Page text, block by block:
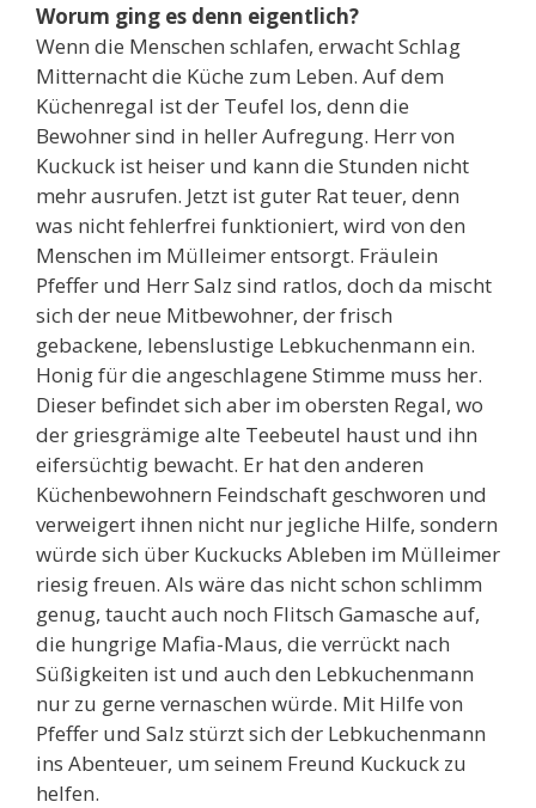
Worum ging es denn eigentlich?
Wenn die Menschen schlafen, erwacht Schlag
Mitternacht die Küche zum Leben. Auf dem
Küchenregal ist der Teufel los, denn die
Bewohner sind in heller Aufregung. Herr von
Kuckuck ist heiser und kann die Stunden nicht
mehr ausrufen. Jetzt ist guter Rat teuer, denn
was nicht fehlerfrei funktioniert, wird von den
Menschen im Mülleimer entsorgt. Fräulein
Pfeffer und Herr Salz sind ratlos, doch da mischt
sich der neue Mitbewohner, der frisch
gebackene, lebenslustige Lebkuchenmann ein.
Honig für die angeschlagene Stimme muss her.
Dieser befindet sich aber im obersten Regal, wo
der griesgrämige alte Teebeutel haust und ihn
eifersüchtig bewacht. Er hat den anderen
Küchenbewohnern Feindschaft geschworen und
verweigert ihnen nicht nur jegliche Hilfe, sondern
würde sich über Kuckucks Ableben im Mülleimer
riesig freuen. Als wäre das nicht schon schlimm
genug, taucht auch noch Flitsch Gamasche auf,
die hungrige Mafia-Maus, die verrückt nach
Süßigkeiten ist und auch den Lebkuchenmann
nur zu gerne vernaschen würde. Mit Hilfe von
Pfeffer und Salz stürzt sich der Lebkuchenmann
ins Abenteuer, um seinem Freund Kuckuck zu
helfen.